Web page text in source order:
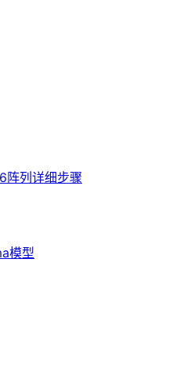
阵列详细步骤
模型